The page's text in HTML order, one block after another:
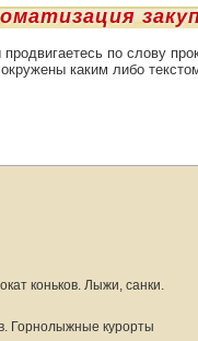
по слову
каким либо
коньков. Лыжи, санки.
Горнолыжные курорты